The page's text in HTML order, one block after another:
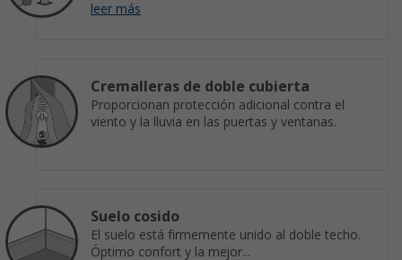
leer más
Cremalleras de doble cubierta
Proporcionan protección adicional contra el
viento y la lluvia en las puertas y ventanas.
Suelo cosido
El suelo está firmemente unido al doble techo.
Óptimo confort y la mejor...